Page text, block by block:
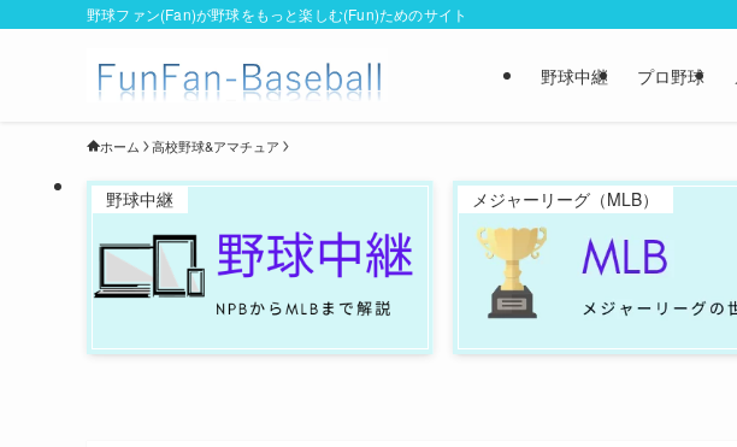
野球ファン(Fan)が野球をもっと楽しむ(Fun)ためのサイト
野球中継 プロ野球
ホーム 高校野球&アマチュア
野球中継 メジャーリーグ（MLB）